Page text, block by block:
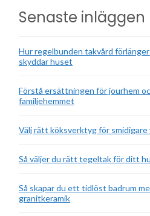
Senaste inläggen
Hur regelbunden takvård
skyddar huset
Förstå ersättningen för jourhem
familjehemmet
Välj rätt köksverktyg för smidigare
Så väljer du rätt tegeltak för ditt
Så skapar du ett tidlöst badrum
granitkeramik